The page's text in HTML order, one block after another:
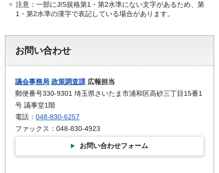
注意：一部にJIS規格第1・第2水準にない文字があるため、第
1・第2水準の漢字で表記している場合があります。
お問い合わせ
議会事務局 政策調査課 広報担当
郵便番号330-9301 埼玉県さいたま市浦和区高砂三丁目15番1
号 議事堂1階
電話： 048-830-6257
ファックス：048-830-4923
お問い合わせフォーム